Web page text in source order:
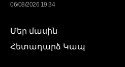
06/08/2026 19:34
Մեր մասին
Հետադարձ Կապ